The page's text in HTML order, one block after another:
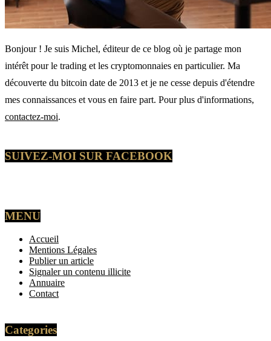
Bonjour ! Je suis Michel, éditeur de ce blog où je partage mon
intérêt pour le trading et les cryptomonnaies en particulier. Ma
découverte du bitcoin date de 2013 et je ne cesse depuis d'étendre
mes connaissances et vous en faire part. Pour plus d'informations,
contactez-moi.
SUIVEZ-MOI SUR FACEBOOK
MENU
Accueil
Mentions Légales
Publier un article
Signaler un contenu illicite
Annuaire
Contact
Categories